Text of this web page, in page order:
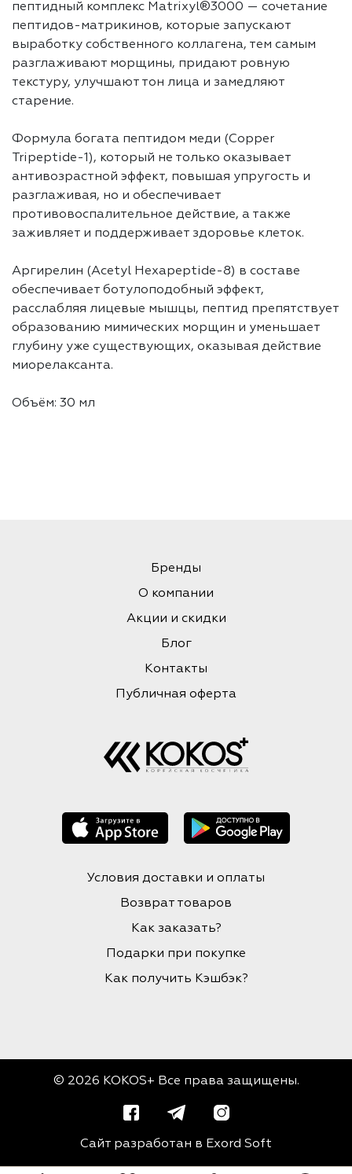
пептидный комплекс Matrixyl®3000 — сочетание
пептидов-матрикинов, которые запускают
выработку собственного коллагена, тем самым
разглаживают морщины, придают ровную
текстуру, улучшают тон лица и замедляют
старение.
Формула богата пептидом меди (Copper
Tripeptide-1), который не только оказывает
антивозрастной эффект, повышая упругость и
разглаживая, но и обеспечивает
противовоспалительное действие, а также
заживляет и поддерживает здоровье клеток.
Аргирелин (Acetyl Hexapeptide-8) в составе
обеспечивает ботулоподобный эффект,
расслабляя лицевые мышцы, пептид препятствует
образованию мимических морщин и уменьшает
глубину уже существующих, оказывая действие
миорелаксанта.
Объём: 30 мл
Бренды
О компании
Акции и скидки
Блог
Контакты
Публичная оферта
Условия доставки и оплаты
Возврат товаров
Как заказать?
Подарки при покупке
Как получить Кэшбэк?
© 2026 KOKOS+ Все права защищены.
Сайт разработан в Exord Soft